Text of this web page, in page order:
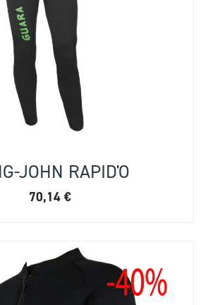
JOHN RAPID'O
70,14 €